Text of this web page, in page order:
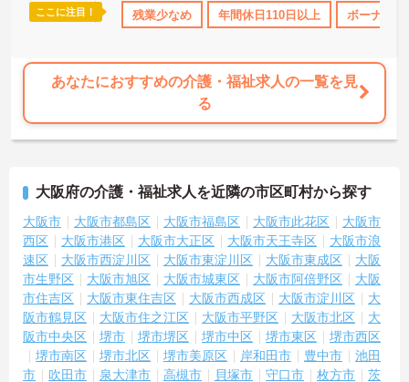
賞与あり 社会保険完備 交通費支給 退職金制度あり
ここに注目！ 残業少なめ 年間休日110日以上 ボーナス
あなたにおすすめの介護・福祉求人の一覧を見
る
大阪府の介護・福祉求人を近隣の市区町村から探す
大阪市 大阪市都島区 大阪市福島区 大阪市此花区
大阪市
西区
大阪市港区 大阪市大正区 大阪市天王寺区
大阪市浪
速区
大阪市西淀川区 大阪市東淀川区 大阪市東成区
大阪
市生野区
大阪市旭区 大阪市城東区 大阪市阿倍野区
大阪
市住吉区
大阪市東住吉区 大阪市西成区 大阪市淀川区
大
阪市鶴見区
大阪市住之江区 大阪市平野区 大阪市北区
大
阪市中央区
堺市 堺市堺区 堺市中区 堺市東区
堺市西区
堺市南区
堺市北区 堺市美原区 岸和田市 豊中市
池田
市
吹田市 泉大津市 高槻市 貝塚市 守口市 枚方市 茨